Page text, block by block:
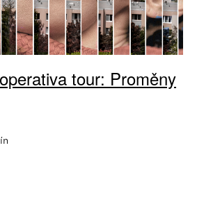
tour: Proměny